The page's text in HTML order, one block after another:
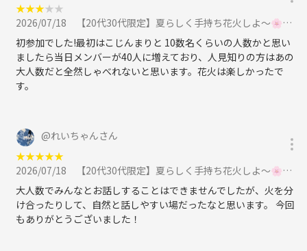
★★★★★
2026/07/18
【20代30代限定】夏らしく手持ち花火しよ〜🌸🌸🌸他の花火もあるよ〜🦊🦊に参加
初参加でした!最初はこじんまりと 10数名くらいの人数かと思い
ましたら当日メンバーが40人に増えており、人見知りの方はあの
大人数だと全然しゃべれないと思います。花火は楽しかったで
す。
@れいちゃんさん
★★★★★
2026/07/18
【20代30代限定】夏らしく手持ち花火しよ〜🌸🌸🌸他の花火もあるよ〜🦊🦊に参加
大人数でみんなとお話しすることはできませんでしたが、火を分
け合ったりして、自然と話しやすい場だったなと思います。 今回
もありがとうございました！